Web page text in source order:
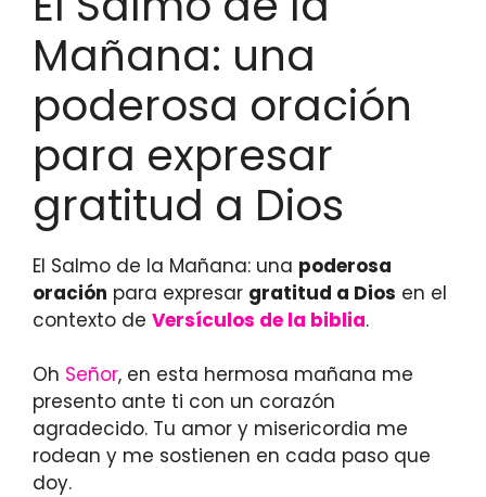
Mañana: una
poderosa oración
para expresar
gratitud a Dios
El Salmo de la Mañana: una poderosa
oración para expresar gratitud a Dios en el
contexto de Versículos de la biblia.
Oh Señor, en esta hermosa mañana me
presento ante ti con un corazón
agradecido. Tu amor y misericordia me
rodean y me sostienen en cada paso que
doy.